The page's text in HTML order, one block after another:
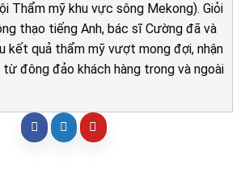
Thẩm mỹ khu vực sông Mekong). Giỏi
thạo tiếng Anh, bác sĩ Cường đã và
kết quả thẩm mỹ vượt mong đợi, nhận
đông đảo khách hàng trong và ngoài